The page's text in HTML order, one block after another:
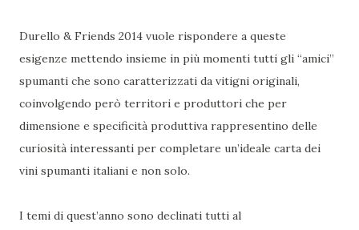
Durello & Friends 2014 vuole rispondere a queste
esigenze mettendo insieme in più momenti tutti gli “amici”
spumanti che sono caratterizzati da vitigni originali,
coinvolgendo però territori e produttori che per
dimensione e specificità produttiva rappresentino delle
curiosità interessanti per completare un’ideale carta dei
vini spumanti italiani e non solo.
I temi di quest’anno sono declinati tutti al